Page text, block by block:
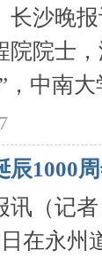
沙晚
院院士
，中南
辰1000
记者
在永州